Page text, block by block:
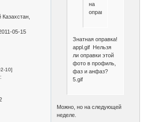
05-15
10]
на
оправку.
Знатная оправка!
appl.gif Нельзя
ли оправки этой
фото в профиль,
фаз и анфаз?
5.gif
Можно, но на следующей
неделе.